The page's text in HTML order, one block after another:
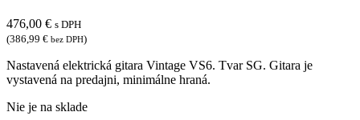
476,00 € s DPH
(386,99 € bez DPH)
Nastavená elektrická gitara Vintage VS6. Tvar SG. Gitara je
vystavená na predajni, minimálne hraná.
Nie je na sklade